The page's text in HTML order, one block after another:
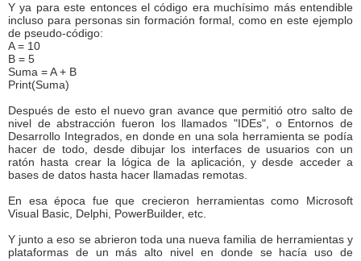
Y ya para este entonces el código era muchísimo más entendible
incluso para personas sin formación formal, como en este ejemplo
de pseudo-código:
A = 10
B = 5
Suma = A + B
Print(Suma)
Después de esto el nuevo gran avance que permitió otro salto de
nivel de abstracción fueron los llamados "IDEs", o Entornos de
Desarrollo Integrados, en donde en una sola herramienta se podía
hacer de todo, desde dibujar los interfaces de usuarios con un
ratón hasta crear la lógica de la aplicación, y desde acceder a
bases de datos hasta hacer llamadas remotas.
En esa época fue que crecieron herramientas como Microsoft
Visual Basic, Delphi, PowerBuilder, etc.
Y junto a eso se abrieron toda una nueva familia de herramientas y
plataformas de un más alto nivel en donde se hacía uso de